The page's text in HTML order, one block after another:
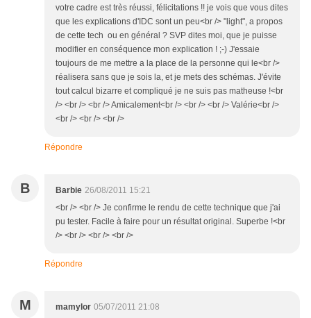
votre cadre est très réussi, félicitations !! je vois que vous dites
que les explications d'IDC sont un peu<br /> "light", a propos
de cette tech ou en général ? SVP dites moi, que je puisse
modifier en conséquence mon explication ! ;-) J'essaie
toujours de me mettre a la place de la personne qui le<br />
réalisera sans que je sois la, et je mets des schémas. J'évite
tout calcul bizarre et compliqué je ne suis pas matheuse !<br
/> <br /> <br /> Amicalement<br /> <br /> <br /> Valérie<br />
<br /> <br /> <br />
Répondre
B Barbie 26/08/2011 15:21
<br /> <br /> Je confirme le rendu de cette technique que j'ai
pu tester. Facile à faire pour un résultat original. Superbe !<br
/> <br /> <br /> <br />
Répondre
M mamylor 05/07/2011 21:08